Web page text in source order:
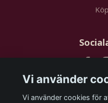
Prenumerera
Vi använder
Vi använder cookies för